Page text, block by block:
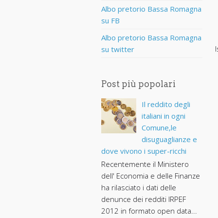
Albo pretorio Bassa Romagna
su FB
Albo pretorio Bassa Romagna
su twitter
Post più popolari
Il reddito degli
italiani in ogni
Comune,le
disuguaglianze e
dove vivono i super-ricchi
Recentemente il Ministero
dell' Economia e delle Finanze
ha rilasciato i dati delle
denunce dei redditi IRPEF
2012 in formato open data...